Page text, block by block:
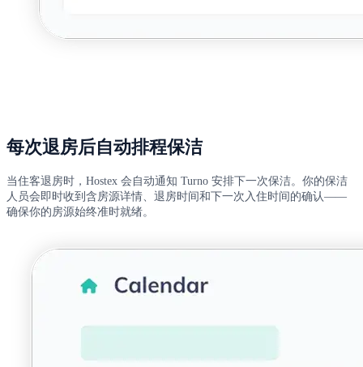
每次退房后自动排程保洁
当住客退房时，Hostex 会自动通知 Turno 安排下一次保洁。你的保洁
人员会即时收到含房源详情、退房时间和下一次入住时间的确认——
确保你的房源始终准时就绪。